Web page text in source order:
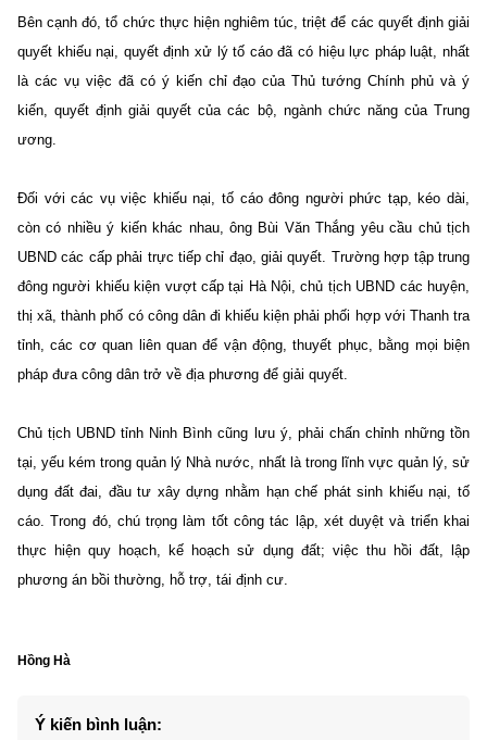
Bên cạnh đó, tổ chức thực hiện nghiêm túc, triệt để các quyết định giải
quyết khiếu nại, quyết định xử lý tố cáo đã có hiệu lực pháp luật, nhất
là các vụ việc đã có ý kiến chỉ đạo của Thủ tướng Chính phủ và ý
kiến, quyết định giải quyết của các bộ, ngành chức năng của Trung
ương.
Đối với các vụ việc khiếu nại, tố cáo đông người phức tạp, kéo dài,
còn có nhiều ý kiến khác nhau, ông Bùi Văn Thắng yêu cầu chủ tịch
UBND các cấp phải trực tiếp chỉ đạo, giải quyết. Trường hợp tập trung
đông người khiếu kiện vượt cấp tại Hà Nội, chủ tịch UBND các huyện,
thị xã, thành phố có công dân đi khiếu kiện phải phối hợp với Thanh tra
tỉnh, các cơ quan liên quan để vận động, thuyết phục, bằng mọi biện
pháp đưa công dân trở về địa phương để giải quyết.
Chủ tịch UBND tỉnh Ninh Bình cũng lưu ý, phải chấn chỉnh những tồn
tại, yếu kém trong quản lý Nhà nước, nhất là trong lĩnh vực quản lý, sử
dụng đất đai, đầu tư xây dựng nhằm hạn chế phát sinh khiếu nại, tố
cáo. Trong đó, chú trọng làm tốt công tác lập, xét duyệt và triển khai
thực hiện quy hoạch, kế hoạch sử dụng đất; việc thu hồi đất, lập
phương án bồi thường, hỗ trợ, tái định cư.
Hồng Hà
Ý kiến bình luận: